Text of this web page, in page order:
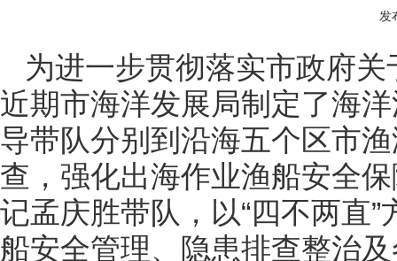
发
为进一步贯彻落实市政府
近期市海洋发展局制定了海
导带队分别到沿海五个区市
查，强化出海作业渔船安全
记孟庆胜带队，以“四不两直
船安全管理、隐患排查整治